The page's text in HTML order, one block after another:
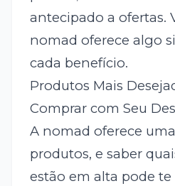
antecipado a ofertas.
nomad oferece algo
cada benefício.
Produtos Mais
Comprar com Seu
A nomad oferece
produtos, e saber
estão em alta pode te